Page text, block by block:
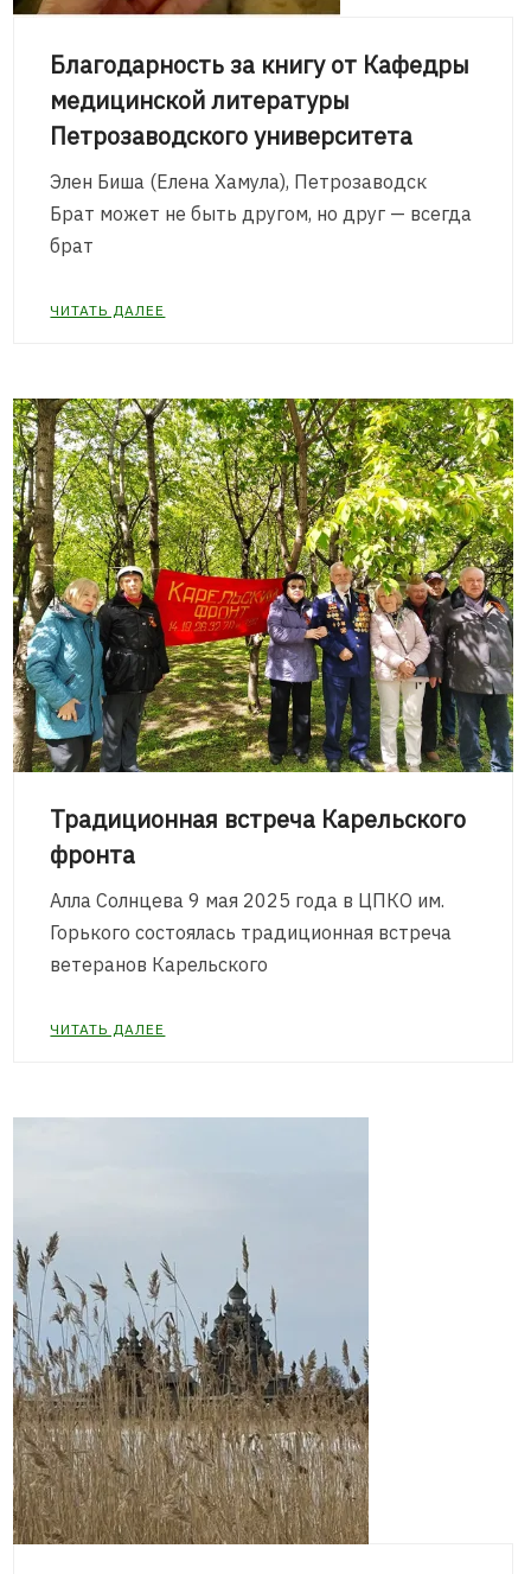
Благодарность за книгу от Кафедры
медицинской литературы
Петрозаводского университета
Элен Биша (Елена Хамула), Петрозаводск
Брат может не быть другом, но друг — всегда
брат
ЧИТАТЬ ДАЛЕЕ
Традиционная встреча Карельского
фронта
Алла Солнцева 9 мая 2025 года в ЦПКО им.
Горького состоялась традиционная встреча
ветеранов Карельского
ЧИТАТЬ ДАЛЕЕ